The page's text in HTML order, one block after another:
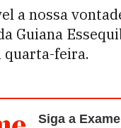
a nossa
Guiana
quarta-feira.
Siga a